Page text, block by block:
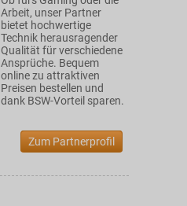
Arbeit, unser Partner
bietet hochwertige
Technik herausragender
Qualität für verschiedene
Ansprüche. Bequem
online zu attraktiven
Preisen bestellen und
dank BSW-Vorteil sparen.
Zum Partnerprofil